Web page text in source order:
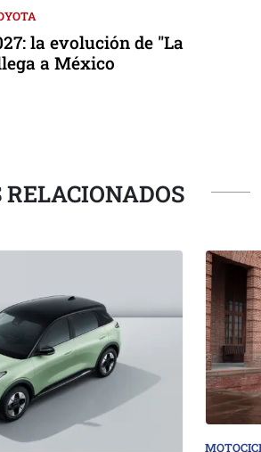
la evolución de "La
a México